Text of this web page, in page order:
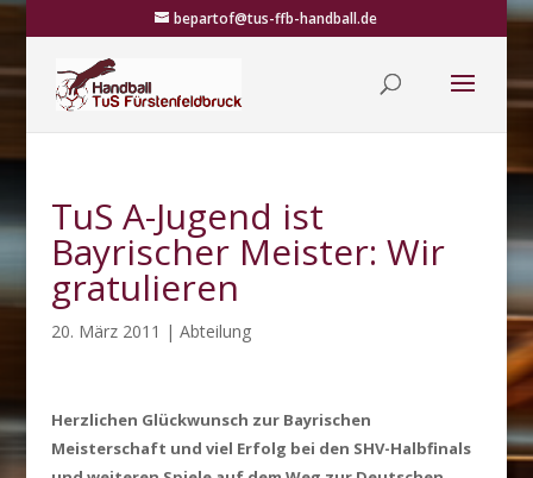
bepartof@tus-ffb-handball.de
TuS A-Jugend ist
Bayrischer Meister: Wir
gratulieren
20. März 2011 | Abteilung
Herzlichen Glückwunsch zur Bayrischen
Meisterschaft und viel Erfolg bei den SHV-Halbfinals